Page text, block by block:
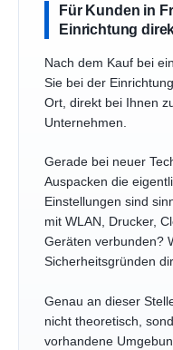
Für Kunden in
Einrichtung
Nach dem Kauf bei
Sie bei der
Ort, direkt bei Ihnen
Unternehmen.
Gerade bei neuer
Auspacken die
Einstellungen sind
mit WLAN, Drucker,
Geräten verbunden?
Sicherheitsgründen
Genau an dieser
nicht theoretisch,
vorhandene